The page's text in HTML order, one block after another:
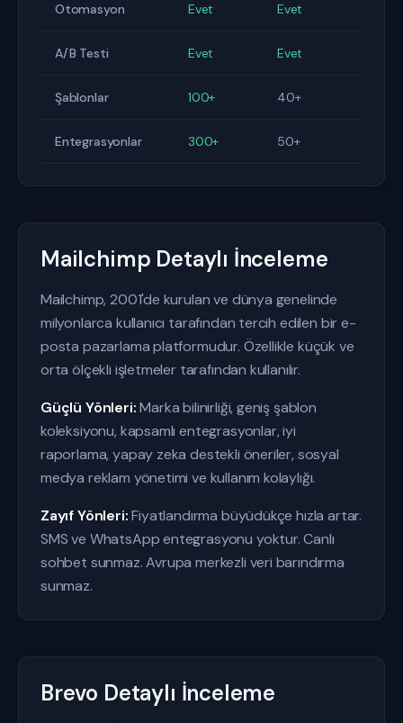
Otomasyon Evet Evet
A/B Testi Evet Evet
Şablonlar 100+ 40+
Entegrasyonlar 300+ 50+
Mailchimp Detaylı İnceleme
Mailchimp, 2001'de kurulan ve dünya genelinde
milyonlarca kullanıcı tarafından tercih edilen bir e-
posta pazarlama platformudur. Özellikle küçük ve
orta ölçekli işletmeler tarafından kullanılır.
Güçlü Yönleri:Marka bilinirliği, geniş şablon
koleksiyonu, kapsamlı entegrasyonlar, iyi
raporlama, yapay zeka destekli öneriler, sosyal
medya reklam yönetimi ve kullanım kolaylığı.
Zayıf Yönleri:Fiyatlandırma büyüdükçe hızla artar.
SMS ve WhatsApp entegrasyonu yoktur. Canlı
sohbet sunmaz. Avrupa merkezli veri barındırma
sunmaz.
Brevo Detaylı İnceleme